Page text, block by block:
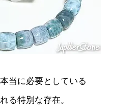
当に必要としている
る特別な存在。